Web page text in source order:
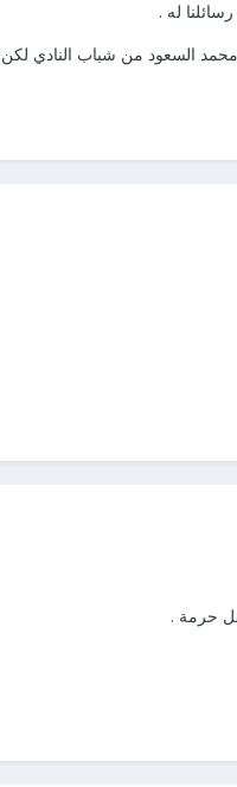
له .
السعود من شباب النادي لكن
حرمة .